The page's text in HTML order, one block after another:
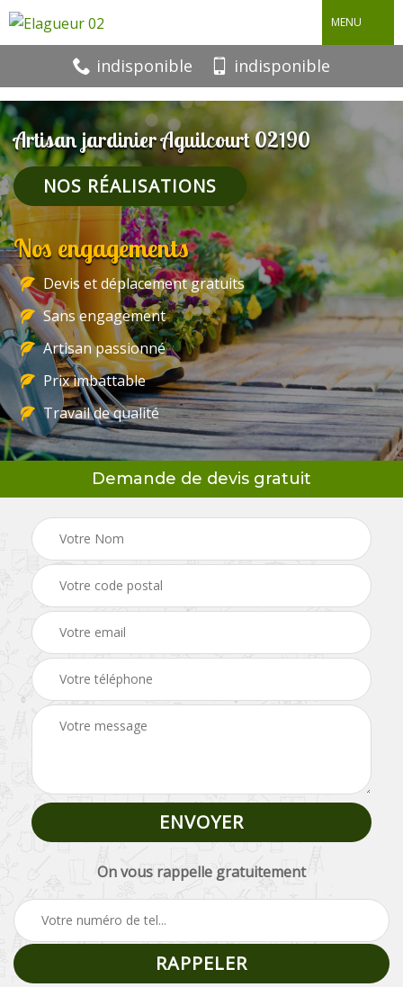
MENU
indisponible indisponible
Artisan jardinier Aguilcourt 02190
NOS RÉALISATIONS
Nos engagements
Devis et déplacement gratuits
Sans engagement
Artisan passionné
Prix imbattable
Travail de qualité
Demande de devis gratuit
On vous rappelle gratuitement